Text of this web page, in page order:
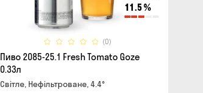
11.5%
(0)
Пиво 2085-25.1 Fresh Tomato Goze
0.33л
Світле, Нефільтроване, 4.4°